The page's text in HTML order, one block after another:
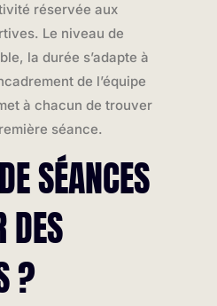
réservée aux
Le niveau de
la durée s’adapte à
de l’équipe
à chacun de trouver
séance.
SÉANCES
DES
?